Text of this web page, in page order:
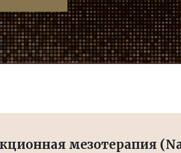
мезотерапия